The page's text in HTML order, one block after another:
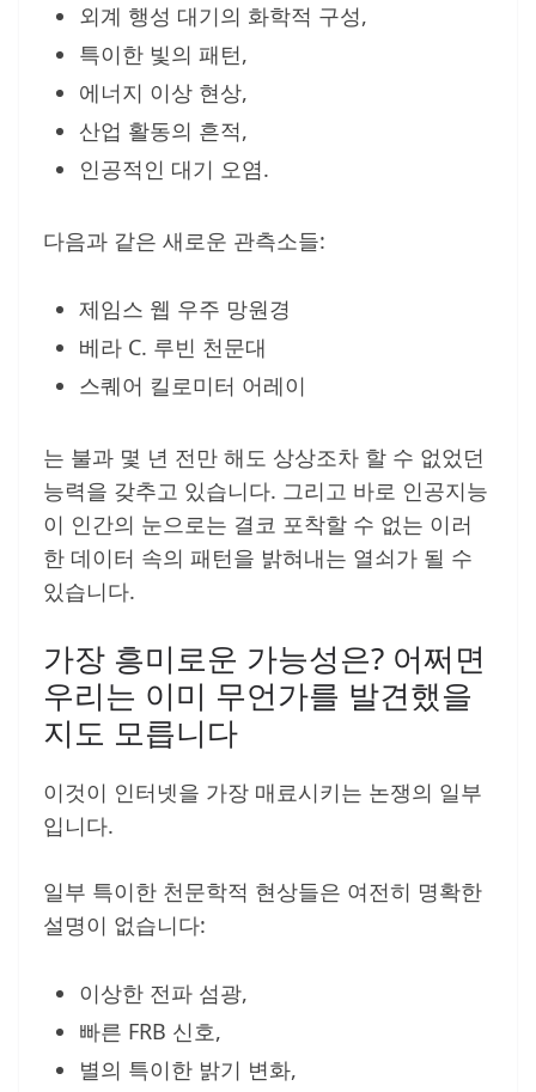
외계 행성 대기의 화학적 구성,
특이한 빛의 패턴,
에너지 이상 현상,
산업 활동의 흔적,
인공적인 대기 오염.
다음과 같은 새로운 관측소들:
제임스 웹 우주 망원경
베라 C. 루빈 천문대
스퀘어 킬로미터 어레이
는 불과 몇 년 전만 해도 상상조차 할 수 없었던
능력을 갖추고 있습니다. 그리고 바로 인공지능
이 인간의 눈으로는 결코 포착할 수 없는 이러
한 데이터 속의 패턴을 밝혀내는 열쇠가 될 수
있습니다.
가장 흥미로운 가능성은? 어쩌면
우리는 이미 무언가를 발견했을
지도 모릅니다
이것이 인터넷을 가장 매료시키는 논쟁의 일부
입니다.
일부 특이한 천문학적 현상들은 여전히 명확한
설명이 없습니다:
이상한 전파 섬광,
빠른 FRB 신호,
별의 특이한 밝기 변화,